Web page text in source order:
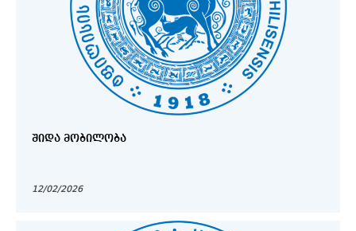
ᲨᲘᲓᲐ ᲛᲝᲑᲘᲚᲝᲑᲐ
12/02/2026